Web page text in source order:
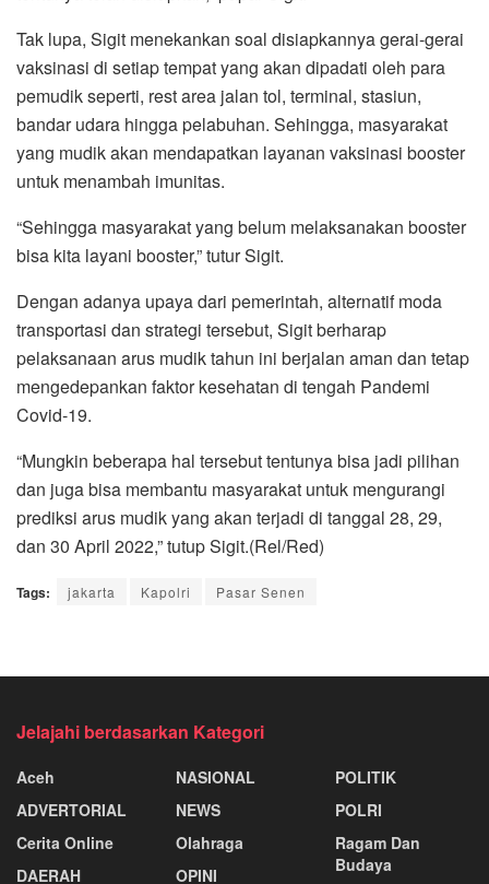
Tak lupa, Sigit menekankan soal disiapkannya gerai-gerai
vaksinasi di setiap tempat yang akan dipadati oleh para
pemudik seperti, rest area jalan tol, terminal, stasiun,
bandar udara hingga pelabuhan. Sehingga, masyarakat
yang mudik akan mendapatkan layanan vaksinasi booster
untuk menambah imunitas.
“Sehingga masyarakat yang belum melaksanakan booster
bisa kita layani booster,” tutur Sigit.
Dengan adanya upaya dari pemerintah, alternatif moda
transportasi dan strategi tersebut, Sigit berharap
pelaksanaan arus mudik tahun ini berjalan aman dan tetap
mengedepankan faktor kesehatan di tengah Pandemi
Covid-19.
“Mungkin beberapa hal tersebut tentunya bisa jadi pilihan
dan juga bisa membantu masyarakat untuk mengurangi
prediksi arus mudik yang akan terjadi di tanggal 28, 29,
dan 30 April 2022,” tutup Sigit.(Rel/Red)
Tags: jakarta Kapolri Pasar Senen
Jelajahi berdasarkan Kategori
Aceh
ADVERTORIAL
Cerita Online
DAERAH
NASIONAL
NEWS
Olahraga
OPINI
POLITIK
POLRI
Ragam Dan
Budaya